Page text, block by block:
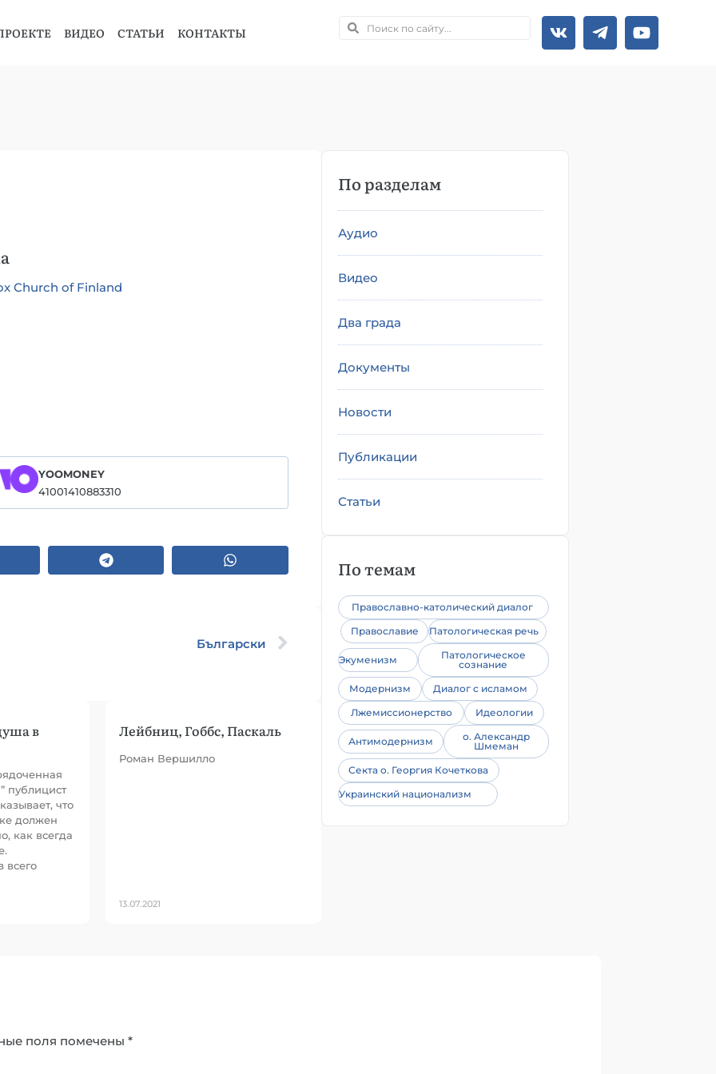
ВИДЕО СТАТЬИ КОНТАКТЫ
Church of Finland
YOOMONEY
41001410883310
Български
в
публицист
что
должен
как всегда
всего
Лейбниц, Гоббс, Паскаль
Роман Вершилло
13.07.2021
По разделам
Аудио
Видео
Два града
Документы
Новости
Публикации
Статьи
По темам
Православно-католический диалог
Православие
Патологическая речь
Экуменизм
Патологическое
сознание
Модернизм
Диалог с исламом
Лжемиссионерство
Идеологии
Антимодернизм
о. Александр
Шмеман
Секта о. Георгия Кочеткова
Украинский национализм
поля помечены *